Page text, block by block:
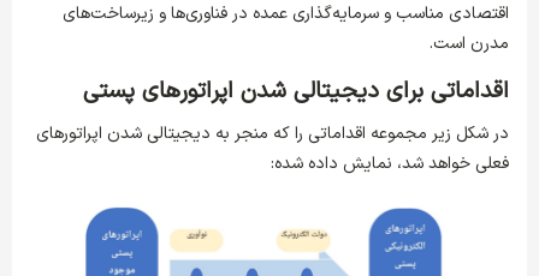
اقتصادی مناسب و سرمایه‌گذاری عمده در فناوری‌ها و زیرساخت‌های
مدرن است.
اقداماتی برای دیجیتالی شدن اپراتورهای پستی
در شکل زیر مجموعه اقداماتی را که منجر به دیجیتالی شدن اپراتورهای
فعلی خواهد شد، نمایش داده شده: